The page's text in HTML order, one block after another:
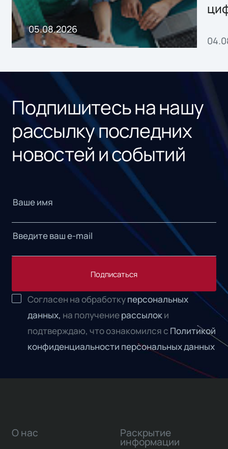
05.08.2026
Подпишитесь на нашу
рассылку последних
новостей и событий
Подписаться
Согласен на обработкуперсональных
данных, на получениерассылоки
подтверждаю, что ознакомился с Политикой
конфиденциальности персональных данных
О нас Раскрытие
информации